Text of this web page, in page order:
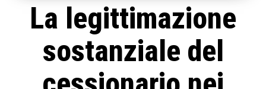
La legittimazione
sostanziale del